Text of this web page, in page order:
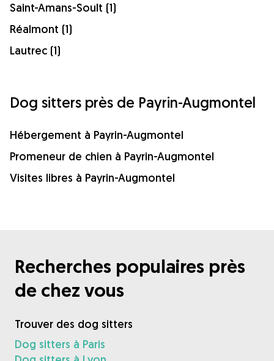
Saint-Amans-Soult (1)
Réalmont (1)
Lautrec (1)
Dog sitters près de Payrin-Augmontel
Hébergement à Payrin-Augmontel
Promeneur de chien à Payrin-Augmontel
Visites libres à Payrin-Augmontel
Recherches populaires près
de chez vous
Trouver des dog sitters
Dog sitters à Paris